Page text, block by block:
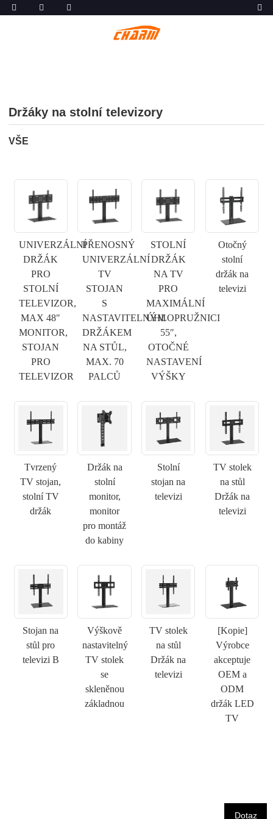
Držáky na stolní televizory
VŠE
UNIVERZÁLNÍ
DRŽÁK
PRO
STOLNÍ
TELEVIZOR,
MAX 48″
MONITOR,
STOJAN
PRO
TELEVIZOR
PŘENOSNÝ
UNIVERZÁLNÍ
TV
STOJAN
S
NASTAVITELNÝM
DRŽÁKEM
NA STŮL,
MAX. 70
PALCŮ
STOLNÍ
DRŽÁK
NA TV
PRO
MAXIMÁLNÍ
ÚHLOPRUŽNICI
55″,
OTOČNÉ
NASTAVENÍ
VÝŠKY
Otočný
stolní
držák na
televizi
Tvrzený
TV stojan,
stolní TV
držák
Držák na
stolní
monitor,
monitor
pro montáž
do kabiny
Stolní
stojan na
televizi
TV stolek
na stůl
Držák na
televizi
Stojan na
stůl pro
televizi B
Výškově
nastavitelný
TV stolek
se
skleněnou
základnou
TV stolek
na stůl
Držák na
televizi
[Kopie]
Výrobce
akceptuje
OEM a
ODM
držák LED
TV
VYBERTE SI SVOU VLASTNÍ IDENTITU
×
ODESLAT ŽÁDOST
×
Dotaz